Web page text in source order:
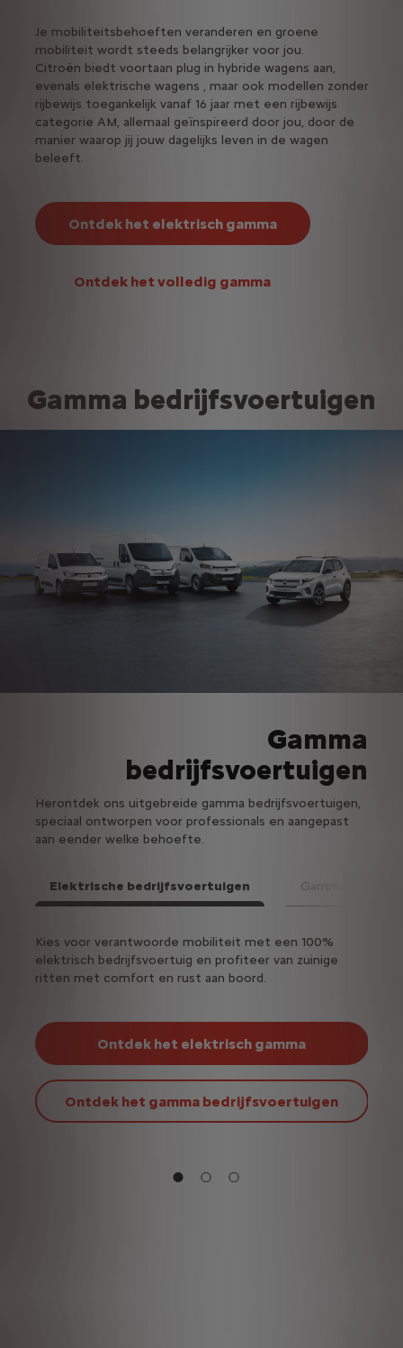
Je mobiliteitsbehoeften veranderen en groene
mobiliteit wordt steeds belangrijker voor jou.
Citroën biedt voortaan plug in hybride wagens aan,
evenals elektrische wagens , maar ook modellen zonder
rijbewijs toegankelijk vanaf 16 jaar met een rijbewijs
categorie AM, allemaal geïnspireerd door jou, door de
manier waarop jij jouw dagelijks leven in de wagen
beleeft.
Ontdek het elektrisch gamma
Ontdek het volledig gamma
Gamma bedrijfsvoertuigen
Gamma
bedrijfsvoertuigen
Herontdek ons uitgebreide gamma bedrijfsvoertuigen,
speciaal ontworpen voor professionals en aangepast
aan eender welke behoefte.
Kies voor verantwoorde mobiliteit met een 100%
elektrisch bedrijfsvoertuig en profiteer van zuinige
ritten met comfort en rust aan boord.
Ontdek het elektrisch gamma
Ontdek het gamma bedrijfsvoertuigen
Elektrische bedrijfsvoertuigen Gamma